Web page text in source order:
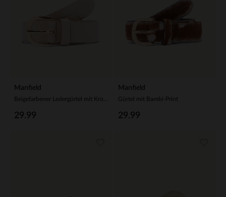
Manfield
29.99
Manfield
Gürtel mit Bambi-Print
29.99